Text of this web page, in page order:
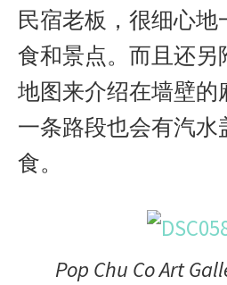
民宿老板，很细心
食和景点。而且还另
地图来介绍在墙壁的
一条路段也会有汽水
食。
Pop Chu Co Art